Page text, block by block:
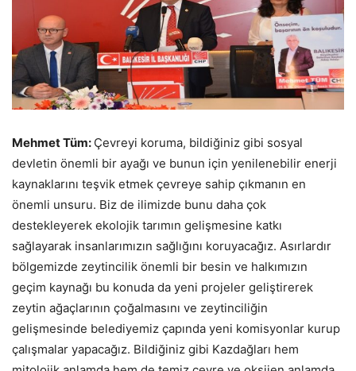
Mehmet Tüm: Çevreyi koruma, bildiğiniz gibi sosyal
devletin önemli bir ayağı ve bunun için yenilenebilir enerji
kaynaklarını teşvik etmek çevreye sahip çıkmanın en
önemli unsuru. Biz de ilimizde bunu daha çok
destekleyerek ekolojik tarımın gelişmesine katkı
sağlayarak insanlarımızın sağlığını koruyacağız. Asırlardır
bölgemizde zeytincilik önemli bir besin ve halkımızın
geçim kaynağı bu konuda da yeni projeler geliştirerek
zeytin ağaçlarının çoğalmasını ve zeytinciliğin
gelişmesinde belediyemiz çapında yeni komisyonlar kurup
çalışmalar yapacağız. Bildiğiniz gibi Kazdağları hem